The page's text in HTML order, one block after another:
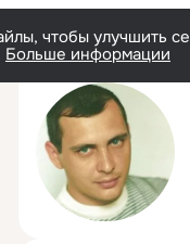
чтобы улучшить
Больше информации